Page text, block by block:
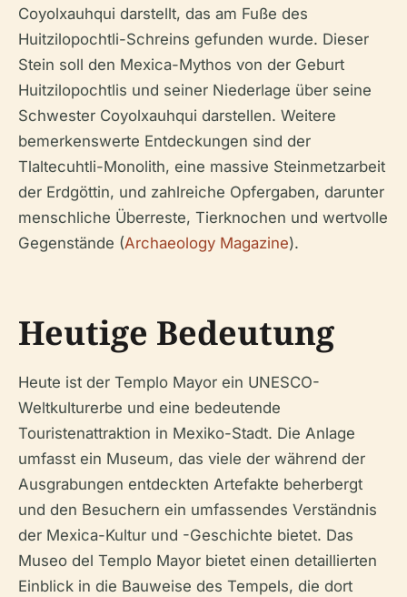
Coyolxauhqui darstellt, das am Fuße des
Huitzilopochtli-Schreins gefunden wurde. Dieser
Stein soll den Mexica-Mythos von der Geburt
Huitzilopochtlis und seiner Niederlage über seine
Schwester Coyolxauhqui darstellen. Weitere
bemerkenswerte Entdeckungen sind der
Tlaltecuhtli-Monolith, eine massive Steinmetzarbeit
der Erdgöttin, und zahlreiche Opfergaben, darunter
menschliche Überreste, Tierknochen und wertvolle
Gegenstände (Archaeology Magazine).
Heutige Bedeutung
Heute ist der Templo Mayor ein UNESCO-
Weltkulturerbe und eine bedeutende
Touristenattraktion in Mexiko-Stadt. Die Anlage
umfasst ein Museum, das viele der während der
Ausgrabungen entdeckten Artefakte beherbergt
und den Besuchern ein umfassendes Verständnis
der Mexica-Kultur und -Geschichte bietet. Das
Museo del Templo Mayor bietet einen detaillierten
Einblick in die Bauweise des Tempels, die dort